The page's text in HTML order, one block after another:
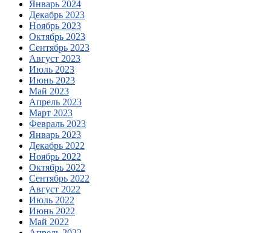
Январь 2024
Декабрь 2023
Ноябрь 2023
Октябрь 2023
Сентябрь 2023
Август 2023
Июль 2023
Июнь 2023
Май 2023
Апрель 2023
Март 2023
Февраль 2023
Январь 2023
Декабрь 2022
Ноябрь 2022
Октябрь 2022
Сентябрь 2022
Август 2022
Июль 2022
Июнь 2022
Май 2022